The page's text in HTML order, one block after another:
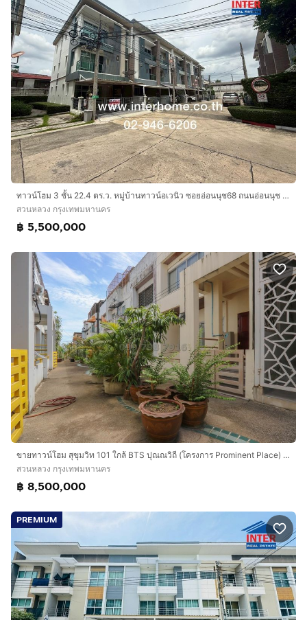
ทาวน์โฮม 3 ชั้น 22.4 ตร.ว. หมู่บ้านทาวน์อเวนิว ซอยอ่อนนุช68 ถนนอ่อนนุช ถนนศรีนครินทร์ เขตสวนหลวง กรุงเทพมหานคร
สวนหลวง กรุงเทพมหานคร
฿ 5,500,000
ขายทาวน์โฮม สุขุมวิท 101 ใกล้ BTS ปุณณวิถี (โครงการ Prominent Place) ตกแต่งพร้อมอยู่
สวนหลวง กรุงเทพมหานคร
฿ 8,500,000
PREMIUM